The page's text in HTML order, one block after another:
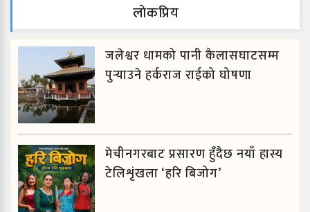
लाेकप्रिय
जलेश्वर धामको पानी कैलासघाटसम्म
पुर्‍याउने हर्कराज राईको घोषणा
मेचीनगरबाट प्रसारण हुँदैछ नयाँ हास्य
टेलिशृंखला ‘हरि बिजोग’